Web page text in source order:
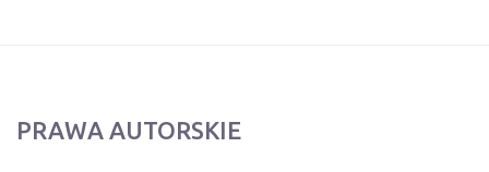
PRAWA AUTORSKIE